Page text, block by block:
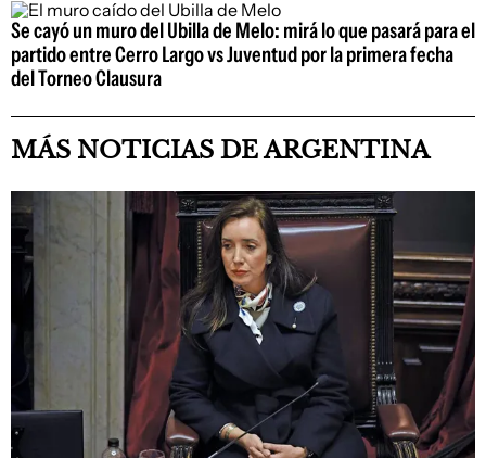
Se cayó un muro del Ubilla de Melo: mirá lo que pasará para el
partido entre Cerro Largo vs Juventud por la primera fecha
del Torneo Clausura
MÁS NOTICIAS DE ARGENTINA